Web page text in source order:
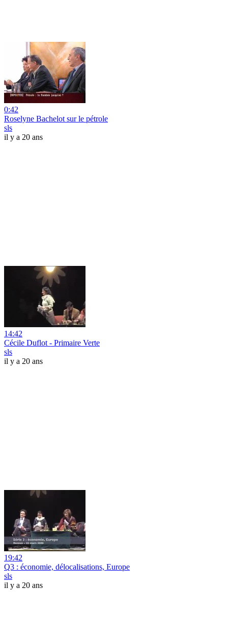
0:42
Roselyne Bachelot sur le pétrole
sls
il y a 20 ans
14:42
Cécile Duflot - Primaire Verte
sls
il y a 20 ans
19:42
Q3 : économie, délocalisations, Europe
sls
il y a 20 ans